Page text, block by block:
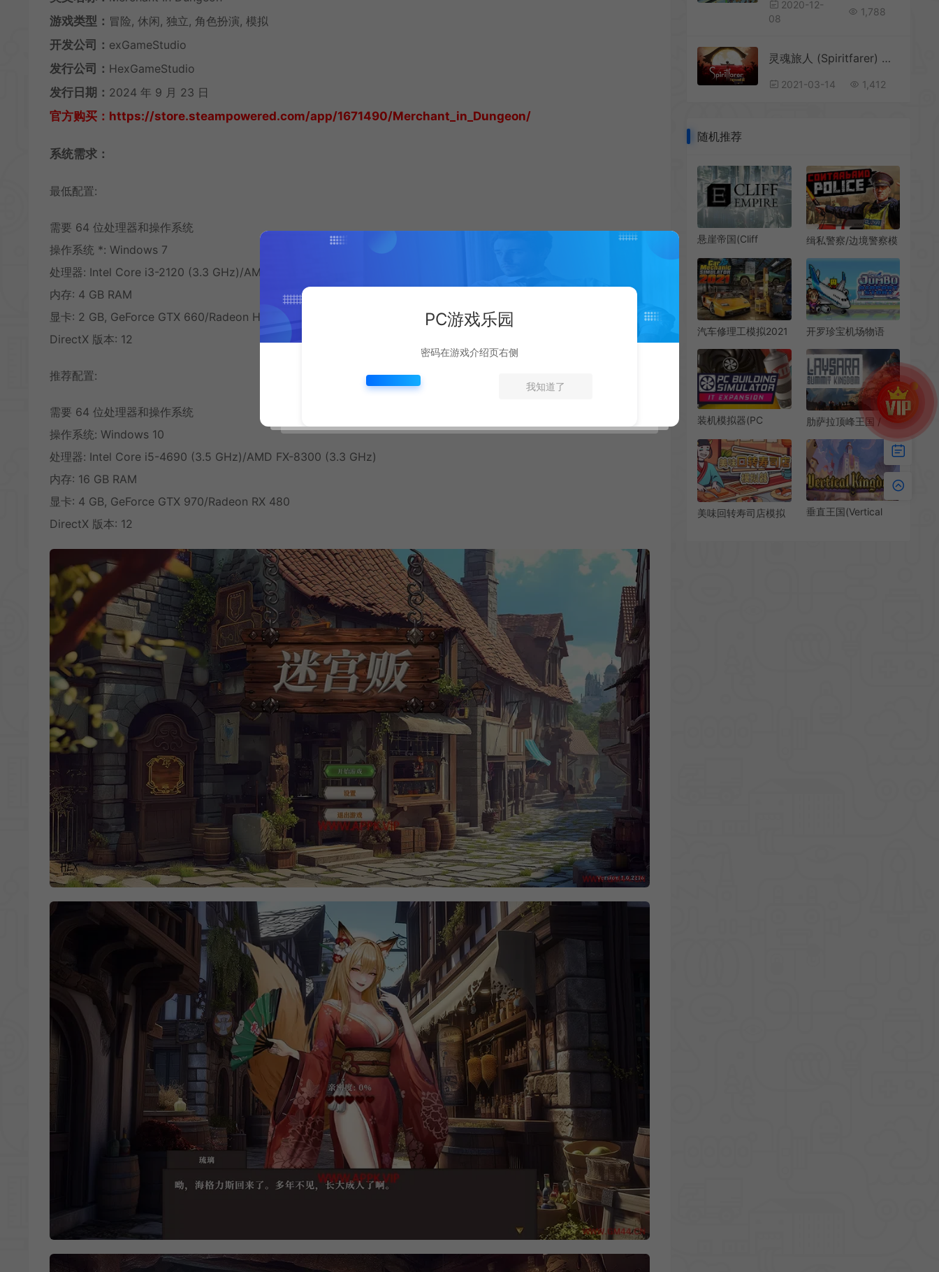
游戏类型： 冒险, 休闲, 独立, 角色扮演, 模拟
开发公司： exGameStudio
发行公司： HexGameStudio
发行日期： 2024 年 9 月 23 日
官方购买：https://store.steampowered.com/app/1671490/Merchant_in_Dungeon/
系统需求：
最低配置:
需要 64 位处理器和操作系统
操作系统 *: Windows 7
处理器: Intel Core i3-2120 (3.3 GHz)/AMD FX-4100 X4 (3.6 GHz)
内存: 4 GB RAM
显卡: 2 GB, GeForce GTX 660/Radeon HD 7870
DirectX 版本: 12
推荐配置:
需要 64 位处理器和操作系统
操作系统: Windows 10
处理器: Intel Core i5-4690 (3.5 GHz)/AMD FX-8300 (3.3 GHz)
内存: 16 GB RAM
显卡: 4 GB, GeForce GTX 970/Radeon RX 480
DirectX 版本: 12
2020-12-
08
1,788
灵魂旅人 (Spiritfarer) 简中|PC|修改器|治愈系死亡休闲管理游戏
2021-03-14 1,412
随机推荐
悬崖帝国(Cliff
中|PC|SIM|悬空城市
建造模拟游戏
缉私警察/边境警察模
Police 下载
汽车修理工模拟2021
Simulator 2021 维修
模拟游戏
开罗珍宝机场物语
Story)简中|PC|SIM|
像素机场模拟经营游
戏
装机模拟器(PC
简中|PC|电脑装机模
拟经营游戏
肋萨拉顶峰王国 /
Laysara Summit
Kingdom 高山城市建
设游戏
美味回转寿司店模拟
垂直王国(Vertical
PC游戏乐园
密码在游戏介绍页右侧
我知道了